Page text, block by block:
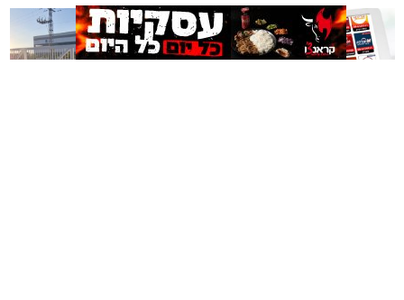
החברה הכלכלית הציגה לנציגי בעלי כלי השייט במרינה
תוכנית השקעה מקיפה הכוללת שדרוג התשתיות, חיזוק